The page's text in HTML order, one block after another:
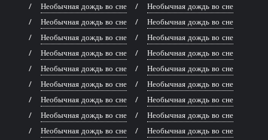
Необычная дождь во сне
Необычная дождь во сне
Необычная дождь во сне
Необычная дождь во сне
Необычная дождь во сне
Необычная дождь во сне
Необычная дождь во сне
Необычная дождь во сне
Необычная дождь во сне
Необычная дождь во сне
Необычная дождь во сне
Необычная дождь во сне
Необычная дождь во сне
Необычная дождь во сне
Необычная дождь во сне
Необычная дождь во сне
Необычная дождь во сне
Необычная дождь во сне